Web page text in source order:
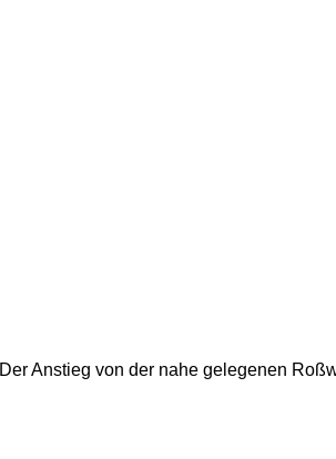
Der Anstieg von der nahe gelegenen